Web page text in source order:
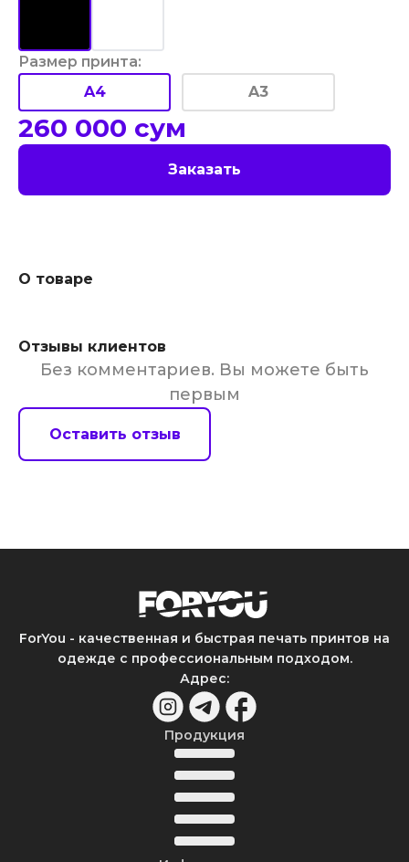
Размер принта:
A4
A3
260 000 сум
Заказать
О товаре
Отзывы клиентов
Без комментариев. Вы можете быть
первым
Оставить отзыв
ForYou - качественная и быстрая печать принтов на
одежде с профессиональным подходом.
Адрес:
Продукция